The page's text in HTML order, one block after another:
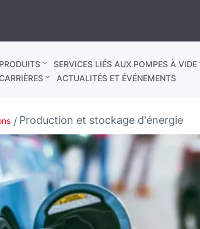
PRODUITS SERVICES LIÉS AUX POMPES À VIDE
ACTUALITÉS ET ÉVÉNEMENTS
Production et stockage d'énergie